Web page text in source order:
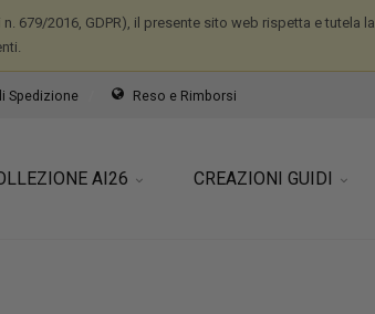
679/2016, GDPR), il presente sito web rispetta e tutela la
Spedizione Reso e Rimborsi
AI26 CREAZIONI GUIDI